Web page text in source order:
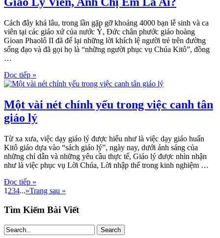
Cách đây khá lâu, trong lần gặp gỡ khoảng 4000 bạn lễ sinh và ca
viên tại các giáo xứ của nước Ý, Đức chân phước giáo hoàng
Gioan Phaolô II đã để lại những lời khích lệ người trẻ trên đường
sống đạo và đã gọi họ là “những người phục vụ Chúa Kitô”, đồng
…
Đọc tiếp »
Một vài nét chính yếu trong việc canh tân
giáo lý
Từ xa xưa, việc dạy giáo lý được hiểu như là việc dạy giáo huấn
Kitô giáo dựa vào “sách giáo lý”, ngày nay, dưới ánh sáng của
những chỉ dẫn và những yêu cầu thực tế, Giáo lý được nhìn nhận
như là việc phục vụ Lời Chúa, Lời nhập thể trong kinh nghiệm …
Đọc tiếp »
1 234...»Trang sau »
Tìm Kiếm Bài Viết
Search